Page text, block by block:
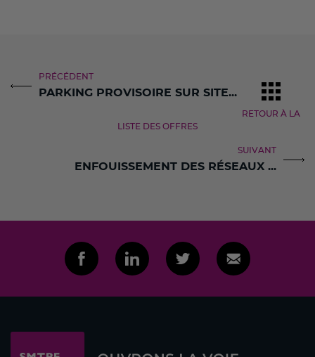
PRÉCÉDENT
PARKING PROVISOIRE SUR SITE...
RETOUR À LA
LISTE DES OFFRES
SUIVANT
ENFOUISSEMENT DES RÉSEAUX ...